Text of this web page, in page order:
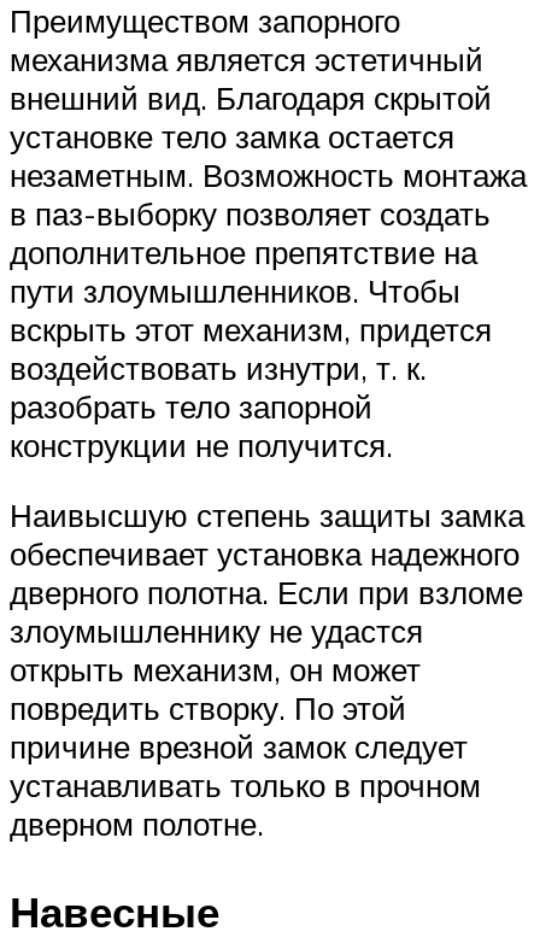
Преимуществом запорного
механизма является эстетичный
внешний вид. Благодаря скрытой
установке тело замка остается
незаметным. Возможность монтажа
в паз-выборку позволяет создать
дополнительное препятствие на
пути злоумышленников. Чтобы
вскрыть этот механизм, придется
воздействовать изнутри, т. к.
разобрать тело запорной
конструкции не получится.
Наивысшую степень защиты замка
обеспечивает установка надежного
дверного полотна. Если при взломе
злоумышленнику не удастся
открыть механизм, он может
повредить створку. По этой
причине врезной замок следует
устанавливать только в прочном
дверном полотне.
Навесные